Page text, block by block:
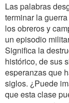
Las palabras
terminar la
los obreros y
un episodio
Significa la
histórico, de sus
esperanzas que
siglos. ¿Puede
que esta clase